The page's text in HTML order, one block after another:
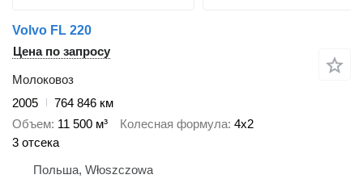
Volvo FL 220
Цена по запросу
Молоковоз
2005
764 846 км
Объем 11 500 м³ Колесная формула 4x2
3 отсека
Польша, Włoszczowa